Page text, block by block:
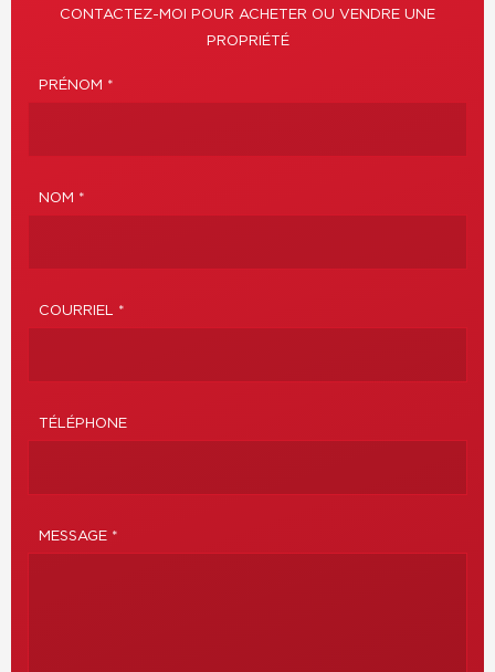
CONTACTEZ-MOI POUR ACHETER OU VENDRE UNE
PROPRIÉTÉ
PRÉNOM *
NOM *
COURRIEL *
TÉLÉPHONE
MESSAGE *